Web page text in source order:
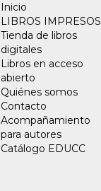
Inicio
LIBROS IMPRESOS
Tienda de libros
digitales
Libros en acceso
abierto
Quiénes somos
Contacto
Acompañamiento
para autores
Catálogo EDUCC